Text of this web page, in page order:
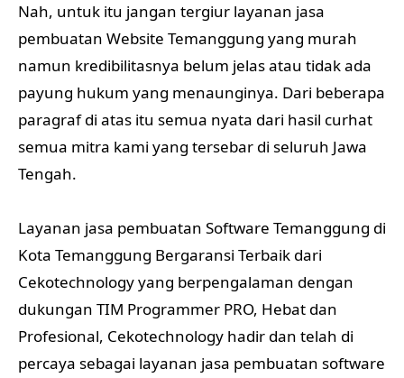
Nah, untuk itu jangan tergiur layanan jasa
pembuatan Website Temanggung yang murah
namun kredibilitasnya belum jelas atau tidak ada
payung hukum yang menaunginya. Dari beberapa
paragraf di atas itu semua nyata dari hasil curhat
semua mitra kami yang tersebar di seluruh Jawa
Tengah.
Layanan jasa pembuatan Software Temanggung di
Kota Temanggung Bergaransi Terbaik dari
Cekotechnology yang berpengalaman dengan
dukungan TIM Programmer PRO, Hebat dan
Profesional, Cekotechnology hadir dan telah di
percaya sebagai layanan jasa pembuatan software